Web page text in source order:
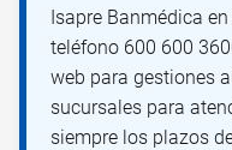
Isapre Banmédica
teléfono 600 600
web para gestiones
sucursales para
siempre los plazos